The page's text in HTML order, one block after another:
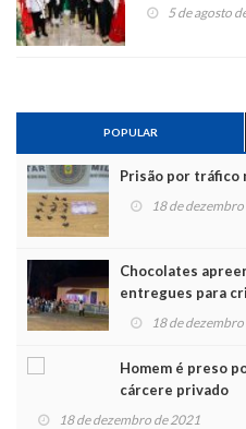
5 de agosto
POPULAR
Prisão por tráfico
18 de
Chocolates
entregues para
Noel
18 de
Homem é preso
cárcere privado
18 de dezembro de 2021